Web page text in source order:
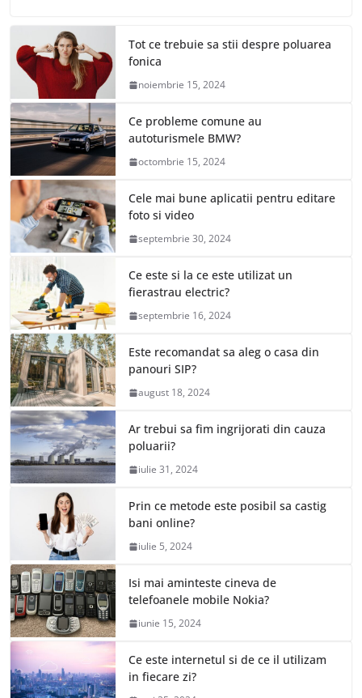
Tot ce trebuie sa stii despre poluarea
fonica
noiembrie 15, 2024
Ce probleme comune au
autoturismele BMW?
octombrie 15, 2024
Cele mai bune aplicatii pentru editare
foto si video
septembrie 30, 2024
Ce este si la ce este utilizat un
fierastrau electric?
septembrie 16, 2024
Este recomandat sa aleg o casa din
panouri SIP?
august 18, 2024
Ar trebui sa fim ingrijorati din cauza
poluarii?
iulie 31, 2024
Prin ce metode este posibil sa castig
bani online?
iulie 5, 2024
Isi mai aminteste cineva de
telefoanele mobile Nokia?
iunie 15, 2024
Ce este internetul si de ce il utilizam
in fiecare zi?